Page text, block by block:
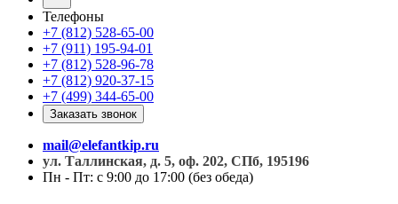
Телефоны
+7 (812) 528-65-00
+7 (911) 195-94-01
+7 (812) 528-96-78
+7 (812) 920-37-15
+7 (499) 344-65-00
Заказать звонок
mail@elefantkip.ru
ул. Таллинская, д. 5, оф. 202, СПб, 195196
Пн - Пт: с 9:00 до 17:00 (без обеда)